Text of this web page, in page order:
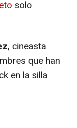
solo
, cineasta
que han
en la silla